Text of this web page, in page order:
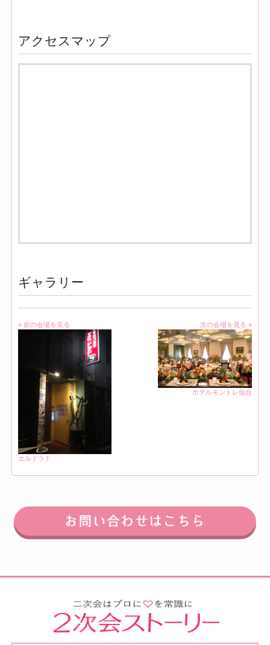
アクセスマップ
ギャラリー
« 前の会場を見る
エルドラド
次の会場を見る »
ホテルモントレ仙台